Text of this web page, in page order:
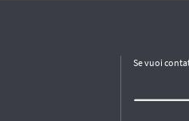
Se vuoi